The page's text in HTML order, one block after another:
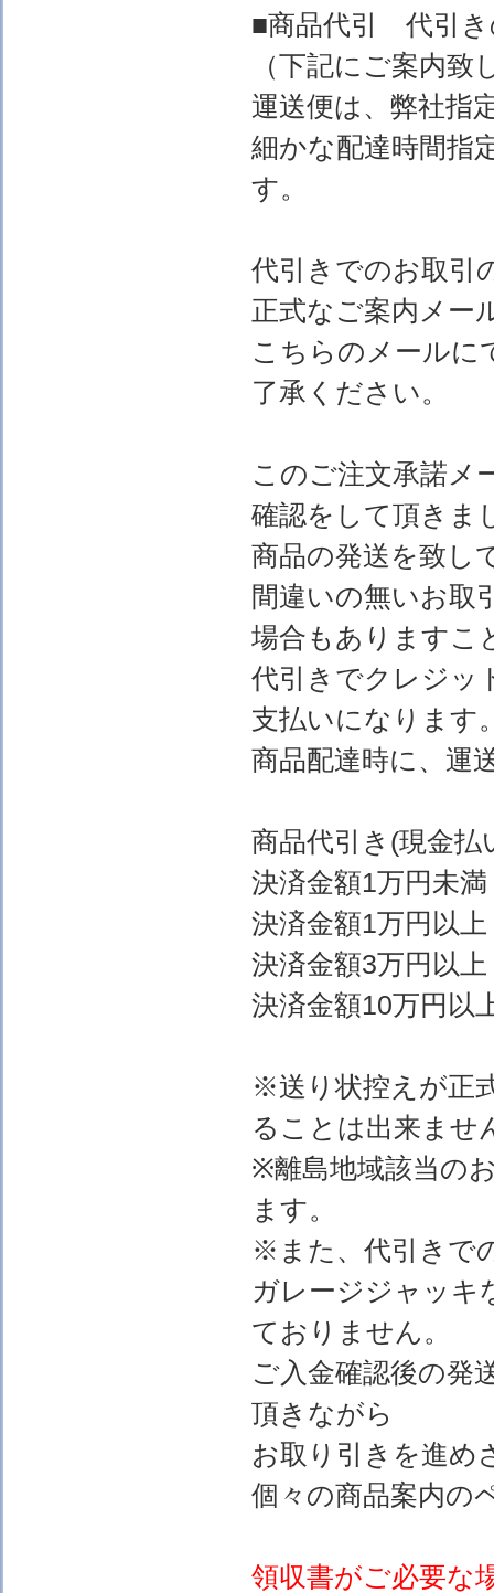
■商品代引 代引き
（下記にご案内
運送便は、弊社指
細かな配達時間指
す。
代引きでのお取引
正式なご案内メー
こちらのメールに
了承ください。
このご注文承諾メ
確認をして頂きま
商品の発送を致し
間違いの無いお取
場合もありますこ
代引きでクレジッ
支払いになります
商品配達時に、運
商品代引き(現金
決済金額1万
決済金額1万円以
決済金額3万円以
決済金額10万円以
※送り状控えが正
ることは出来ませ
※離島地域該当の
ます。
※また、代引きで
ガレージジャッキ
ておりません。
ご入金確認後の発
頂きながら
お取り引きを進め
個々の商品案内の
領収書がご必要な